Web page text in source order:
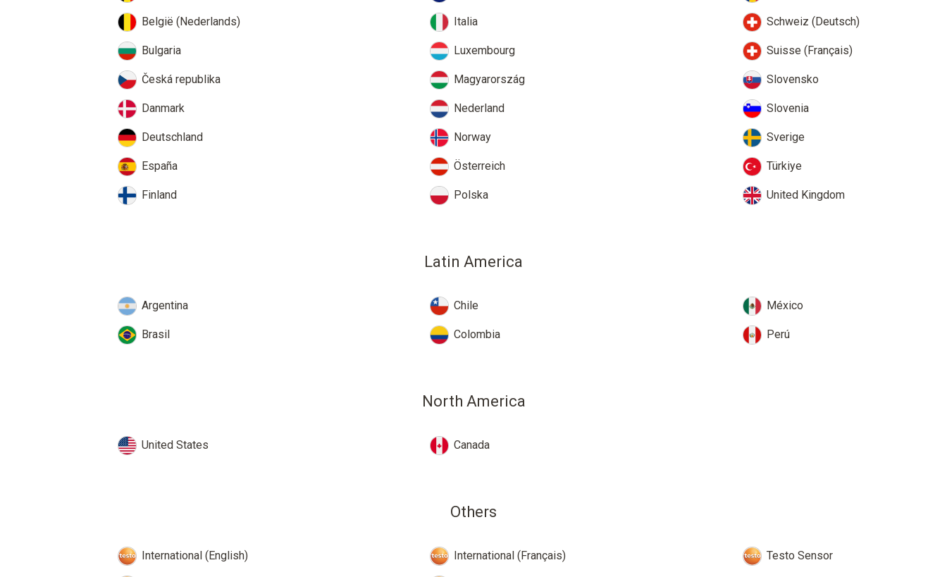
België (Nederlands)
Bulgaria
Česká republika
Danmark
Deutschland
España
Finland
Italia
Luxembourg
Magyarország
Nederland
Norway
Österreich
Polska
Schweiz (Deutsch)
Suisse (Français)
Slovensko
Slovenia
Sverige
Türkiye
United Kingdom
Latin America
Argentina
Brasil
Chile
Colombia
México
Perú
North America
United States Canada
Others
International (English) International (Français) Testo Sensor